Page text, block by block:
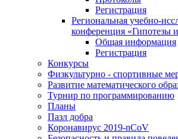
Регистрация
Региональная учебно-
конференция «Гипотезы
Общая информация
Регистрация
Конкурсы
Физкультурно - спортивные
Развитие математического
Турнир по программированию
Планы
Пазл добра
Коронавирус 2019-nCoV